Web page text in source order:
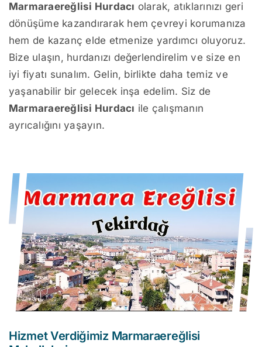
Marmaraereğlisi Hurdacı olarak, atıklarınızı geri
dönüşüme kazandırarak hem çevreyi korumanıza
hem de kazanç elde etmenize yardımcı oluyoruz.
Bize ulaşın, hurdanızı değerlendirelim ve size en
iyi fiyatı sunalım. Gelin, birlikte daha temiz ve
yaşanabilir bir gelecek inşa edelim. Siz de
Marmaraereğlisi Hurdacı ile çalışmanın
ayrıcalığını yaşayın.
Hizmet Verdiğimiz Marmaraereğlisi